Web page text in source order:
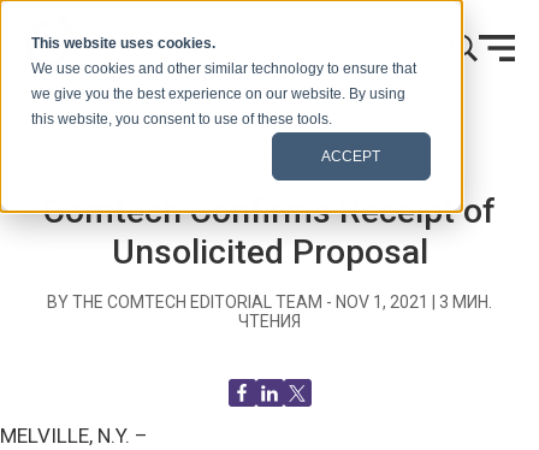
This website uses cookies.
We use cookies and other similar technology to ensure that
we give you the best experience on our website. By using
this website, you consent to use of these tools.
ACCEPT
Пресс-релизы
Comtech Confirms Receipt of
Unsolicited Proposal
BY THE COMTECH EDITORIAL TEAM - NOV 1, 2021 3 МИН.
ЧТЕНИЯ
MELVILLE, N.Y. –